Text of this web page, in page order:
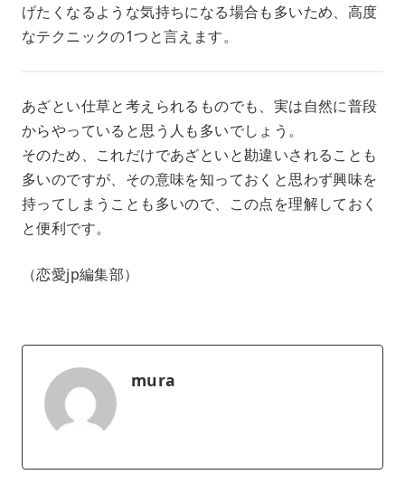
げたくなるような気持ちになる場合も多いため、高度
なテクニックの1つと言えます。
あざとい仕草と考えられるものでも、実は自然に普段
からやっていると思う人も多いでしょう。
そのため、これだけであざといと勘違いされることも
多いのですが、その意味を知っておくと思わず興味を
持ってしまうことも多いので、この点を理解しておく
と便利です。
（恋愛jp編集部）
mura